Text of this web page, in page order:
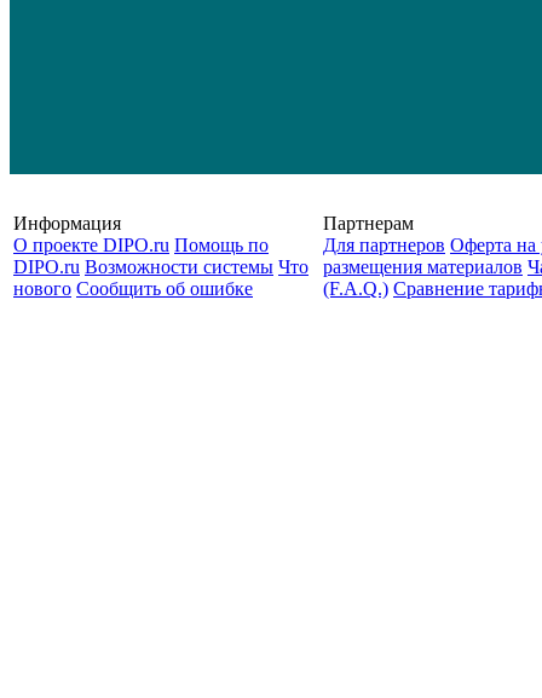
Информация
О проекте DIPO.ru Помощь по
DIPO.ru Возможности системы Что
нового Сообщить об ошибке
Партнерам
Для партнеров Оферта на
размещения материалов
(F.A.Q.) Cравнение